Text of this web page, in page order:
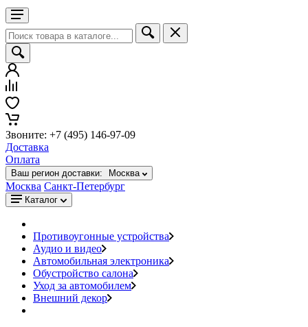
Звоните: +7 (495) 146-97-09
Доставка
Оплата
Ваш регион доставки: Москва
Москва Санкт-Петербург
Каталог
Противоугонные устройства
Аудио и видео
Автомобильная электроника
Обустройство салона
Уход за автомобилем
Внешний декор